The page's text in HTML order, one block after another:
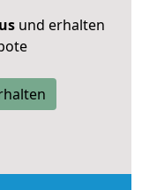
und erhalten